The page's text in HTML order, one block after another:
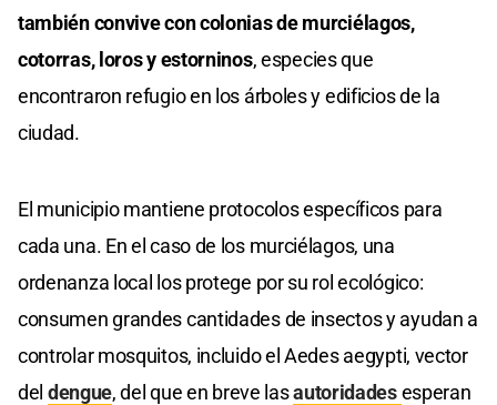
también convive con colonias de murciélagos,
cotorras, loros y estorninos, especies que
encontraron refugio en los árboles y edificios de la
ciudad.
El municipio mantiene protocolos específicos para
cada una. En el caso de los murciélagos, una
ordenanza local los protege por su rol ecológico:
consumen grandes cantidades de insectos y ayudan a
controlar mosquitos, incluido el Aedes aegypti, vector
del dengue, del que en breve lasautoridadesesperan